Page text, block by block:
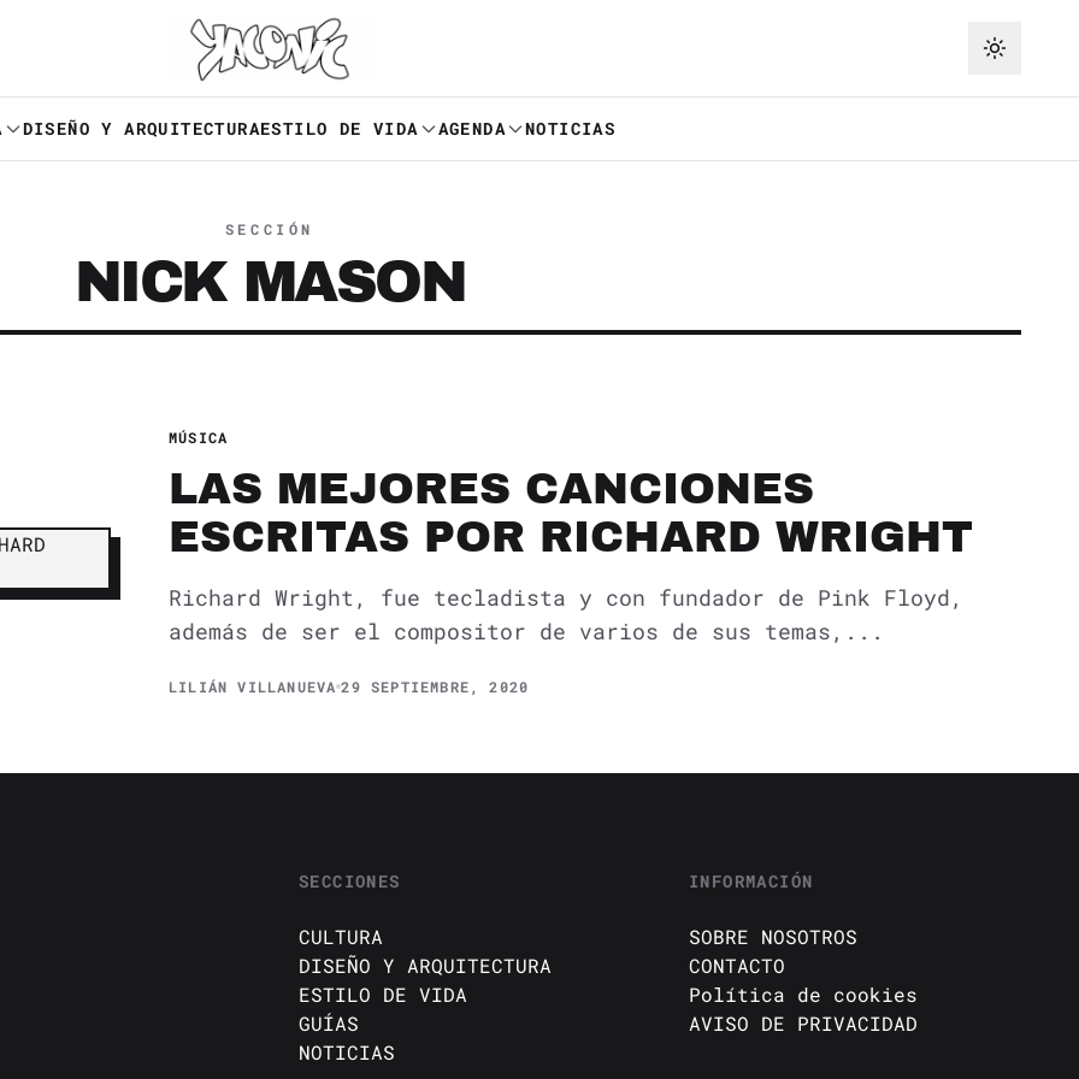
DISEÑO Y ARQUITECTURAESTILO DE VIDA AGENDA NOTICIAS
SECCIÓN
NICK MASON
MÚSICA
LAS MEJORES CANCIONES
ESCRITAS POR RICHARD WRIGHT
Richard Wright, fue tecladista y con fundador de Pink Floyd,
además de ser el compositor de varios de sus temas,...
LILIÁN VILLANUEVA 29 SEPTIEMBRE, 2020
SECCIONES
CULTURA
DISEÑO Y ARQUITECTURA
ESTILO DE VIDA
GUÍAS
NOTICIAS
INFORMACIÓN
SOBRE NOSOTROS
CONTACTO
Política de cookies
AVISO DE PRIVACIDAD